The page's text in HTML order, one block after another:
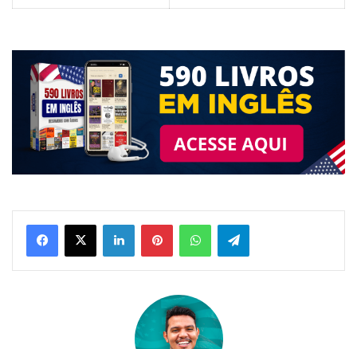
LinkedinPinterestWhatsAppTelegram